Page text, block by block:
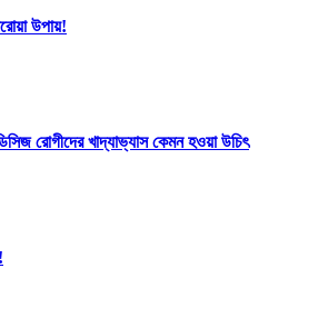
উপায়!
রোগীদের খাদ্যাভ্যাস কেমন হওয়া উচিৎ